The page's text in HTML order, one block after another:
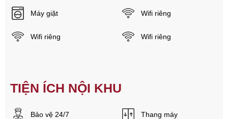
Máy giặt Wifi riêng
Wifi riêng Wifi riêng
TIỆN ÍCH NỘI KHU
Bảo vệ 24/7 Thang máy